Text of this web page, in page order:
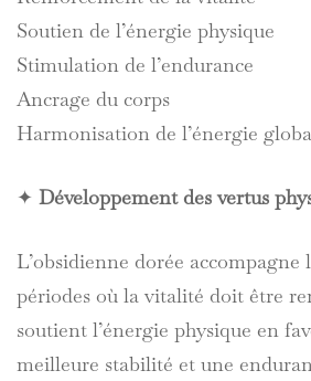
Soutien de l’énergie physique
Stimulation de l’endurance
Ancrage du corps
Harmonisation de l’énergie
✦ Développement des vertus
L’obsidienne dorée accompagne
périodes où la vitalité doit être
soutient l’énergie physique en
meilleure stabilité et une